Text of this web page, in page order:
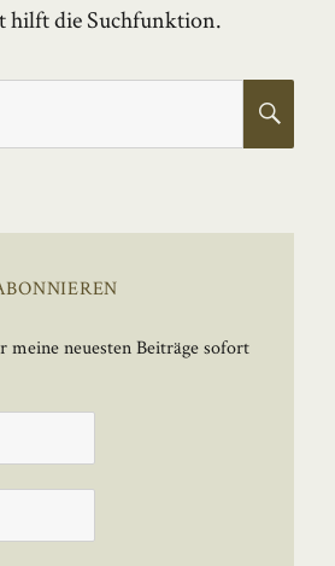
hilft die Suchfunktion.
meine neuesten Beiträge sofort